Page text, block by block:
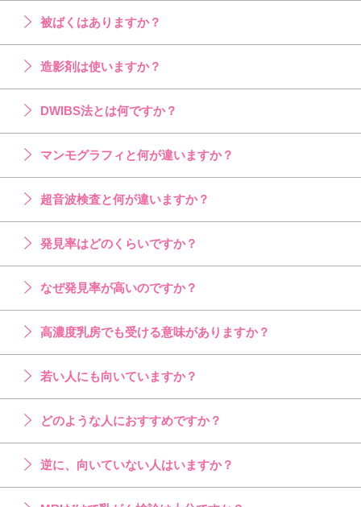
被ばくはありますか？
造影剤は使いますか？
DWIBS法とは何ですか？
マンモグラフィと何が違いますか？
超音波検査と何が違いますか？
発見率はどのくらいですか？
なぜ発見率が高いのですか？
高濃度乳房でも受ける意味がありますか？
若い人にも向いていますか？
どのような人におすすめですか？
逆に、向いていない人はいますか？